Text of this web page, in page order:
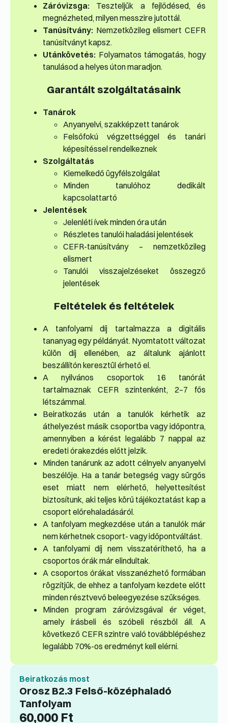
Záróvizsga: Teszteljük a fejlődésed, és
megnézheted, milyen messzire jutottál.
Tanúsítvány: Nemzetközileg elismert CEFR
tanúsítványt kapsz.
Utánkövetés: Folyamatos támogatás, hogy
tanulásod a helyes úton maradjon.
Garantált szolgáltatásaink
Tanárok
Anyanyelvi, szakképzett tanárok
Felsőfokú végzettséggel és tanári
képesítéssel rendelkeznek
Szolgáltatás
Kiemelkedő ügyfélszolgálat
Minden tanulóhoz dedikált
kapcsolattartó
Jelentések
Jelenléti ívek minden óra után
Részletes tanulói haladási jelentések
CEFR-tanúsítvány – nemzetközileg
elismert
Tanulói visszajelzéseket összegző
jelentések
Feltételek és feltételek
A tanfolyami díj tartalmazza a digitális
tananyag egy példányát. Nyomtatott változat
külön díj ellenében, az általunk ajánlott
beszállítón keresztül érhető el.
A nyilvános csoportok 16 tanórát
tartalmaznak CEFR szintenként, 2–7 fős
létszámmal.
Beiratkozás után a tanulók kérhetik az
áthelyezést másik csoportba vagy időpontra,
amennyiben a kérést legalább 7 nappal az
eredeti órakezdés előtt jelzik.
Minden tanárunk az adott célnyelv anyanyelvi
beszélője. Ha a tanár betegség vagy sürgős
eset miatt nem elérhető, helyettesítést
biztosítunk, aki teljes körű tájékoztatást kap a
csoport előrehaladásáról.
A tanfolyam megkezdése után a tanulók már
nem kérhetnek csoport- vagy időpontváltást.
A tanfolyami díj nem visszatéríthető, ha a
csoportos órák már elindultak.
A csoportos órákat visszanézhető formában
rögzítjük, de ehhez a tanfolyam kezdete előtt
minden résztvevő beleegyezése szükséges.
Minden program záróvizsgával ér véget,
amely írásbeli és szóbeli részből áll. A
következő CEFR szintre való továbblépéshez
legalább 70%-os eredményt kell elérni.
Beiratkozás most
Orosz B2.3 Felső-középhaladó
Tanfolyam
60,000 Ft